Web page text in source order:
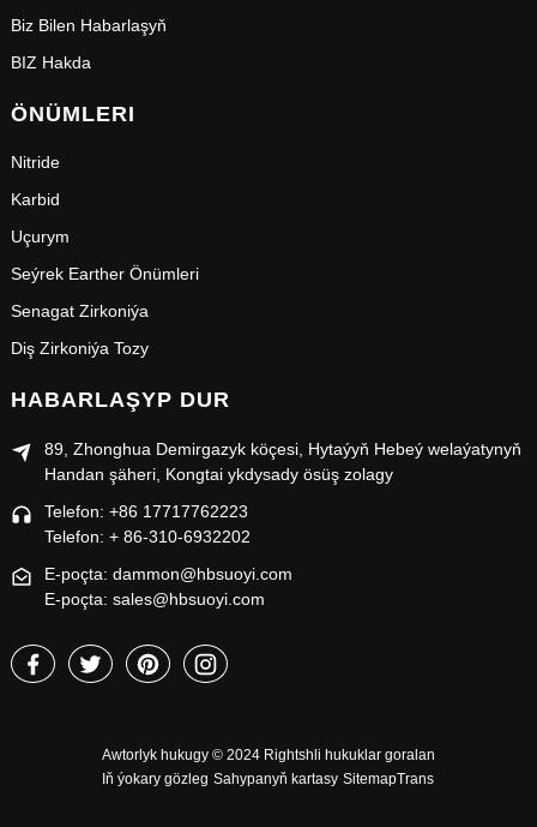
Biz Bilen Habarlaşyň
BIZ Hakda
ÖNÜMLERI
Nitride
Karbid
Uçurym
Seýrek Earther Önümleri
Senagat Zirkoniýa
Diş Zirkoniýa Tozy
HABARLAŞYP DUR
89, Zhonghua Demirgazyk köçesi, Hytaýyň Hebeý welaýatynyň
Handan şäheri, Kongtai ykdysady ösüş zolagy
Telefon: +86 17717762223
Telefon: + 86-310-6932202
E-poçta: dammon@hbsuoyi.com
E-poçta: sales@hbsuoyi.com
Awtorlyk hukugy © 2024 Rightshli hukuklar goralan
Iň ýokary gözleg Sahypanyň kartasy SitemapTrans